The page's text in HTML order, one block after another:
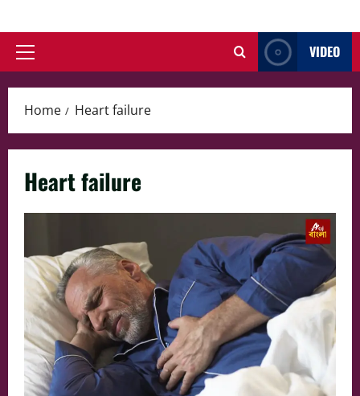
to
contentPrimary
VIDEO
Home Heart failure
Heart failure